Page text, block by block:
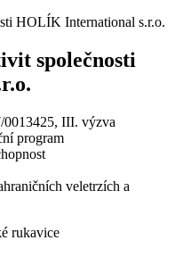
společnosti
0013425, III. výzva
program
veletrzích a